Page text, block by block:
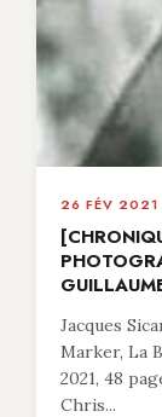
26 FÉV 2021
Jacques
Marker, La
2021, 48
Chris...